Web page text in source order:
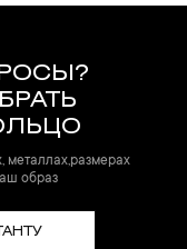
металлах,размерах
образ